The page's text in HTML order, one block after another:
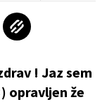
! Jaz sem
opravljen že